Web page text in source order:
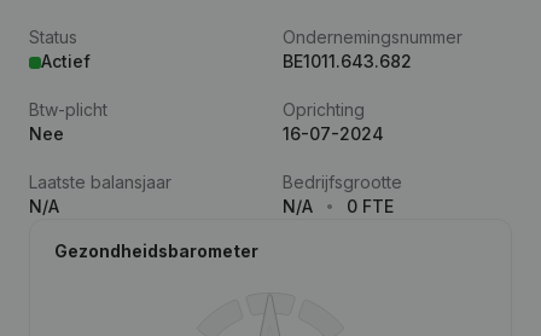
Status
Actief
Ondernemingsnummer
BE1011.643.682
Btw-plicht
Nee
Oprichting
16-07-2024
Laatste balansjaar
N/A
Bedrijfsgrootte
N/A
0 FTE
Gezondheidsbarometer